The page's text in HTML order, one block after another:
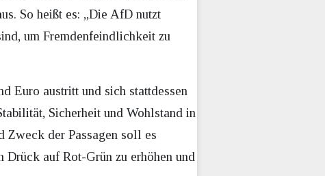
So heißt es: „Die AfD nutzt
um Fremdenfeindlichkeit zu
Euro austritt und sich stattdessen
Sicherheit und Wohlstand in
Zweck der Passagen soll es
auf Rot-Grün zu erhöhen und